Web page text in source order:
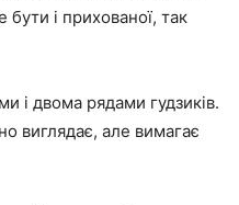
бути і прихованої, так
і двома рядами гудзиків.
виглядає, але вимагає